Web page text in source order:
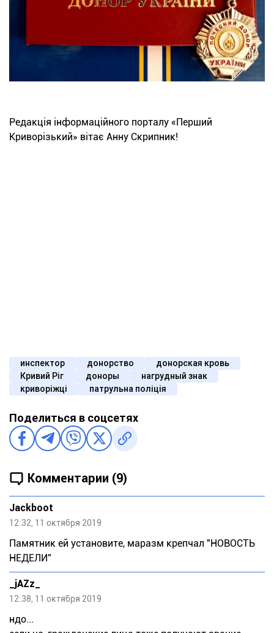
Редакція інформаційного порталу «Перший
Криворізький» вітає Анну Скрипник!
инспектор донорство
донорская кровь
Кривий Ріг
доноры
нагрудный знак
криворіжці
патрульна поліція
Поделиться в соцсетях
Комментарии (9)
Jackboot
12:32, 11 октября 2019
Памятник ей установите, маразм крепчал "НОВОСТЬ
НЕДЕЛИ"
_jAZz_
12:38, 11 октября 2019
ндо...